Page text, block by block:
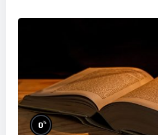
0%